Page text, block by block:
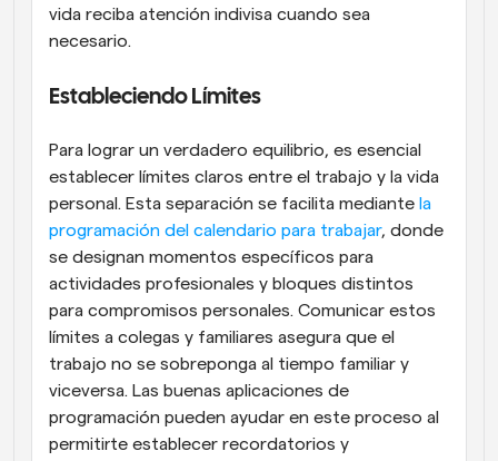
vida reciba atención indivisa cuando sea
necesario.
Estableciendo Límites
Para lograr un verdadero equilibrio, es esencial
establecer límites claros entre el trabajo y la vida
personal. Esta separación se facilita mediante la
programación del calendario para trabajar, donde
se designan momentos específicos para
actividades profesionales y bloques distintos
para compromisos personales. Comunicar estos
límites a colegas y familiares asegura que el
trabajo no se sobreponga al tiempo familiar y
viceversa. Las buenas aplicaciones de
programación pueden ayudar en este proceso al
permitirte establecer recordatorios y